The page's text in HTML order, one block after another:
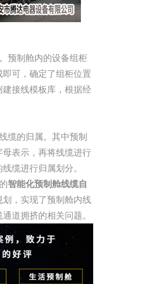
预制舱内的设备组柜
可，确定了组柜位置
接线模板库，根据经
缆的归属。其中预制
表示，再将线缆进行
缆进行归属划分。
智能化预制舱线缆自
，实现了预制舱内线
道拥挤的相关问题。